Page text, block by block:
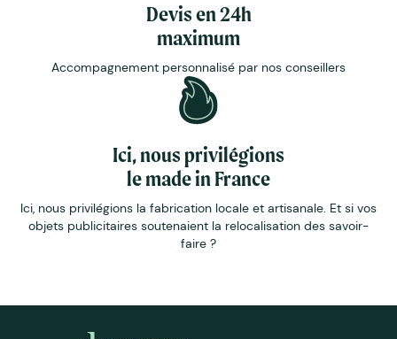
Devis en 24h
maximum
Accompagnement personnalisé par nos conseillers
Ici, nous privilégions
le made in France
Ici, nous privilégions la fabrication locale et artisanale. Et si vos
objets publicitaires soutenaient la relocalisation des savoir-
faire ?